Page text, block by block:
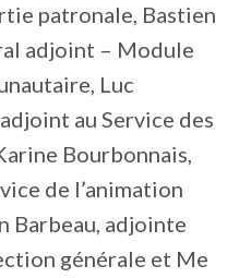
patronale, Bastien
adjoint – Module
Luc
au Service des
Bourbonnais,
de l’animation
Barbeau, adjointe
générale et Me